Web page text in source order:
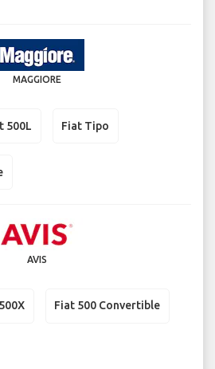
MAGGIORE
500L Fiat Tipo
AVIS
Fiat 500 Convertible